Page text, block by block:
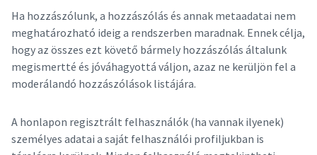
Ha hozzászólunk, a hozzászólás és annak metaadatai nem
meghatározható ideig a rendszerben maradnak. Ennek célja,
hogy az összes ezt követő bármely hozzászólás általunk
megismertté és jóváhagyottá váljon, azaz ne kerüljön fel a
moderálandó hozzászólások listájára.
A honlapon regisztrált felhasználók (ha vannak ilyenek)
személyes adatai a saját felhasználói profiljukban is